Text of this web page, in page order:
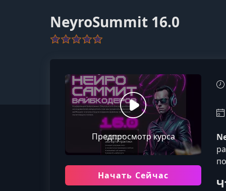
NeyroSummit 16.0
Предпросмотр курса
Начать Сейчас